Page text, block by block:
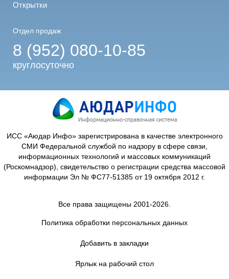
Открытки
Отдел продаж
8 (952) 080-10-85
круглосуточно
ИСС «Аюдар Инфо» зарегистрирована в качестве электронного
СМИ Федеральной службой по надзору в сфере связи,
информационных технологий и массовых коммуникаций
(Роскомнадзор), свидетельство о регистрации средства массовой
информации Эл № ФС77-51385 от 19 октября 2012 г.
Все права защищены 2001-2026.
Политика обработки персональных данных
Добавить в закладки
Ярлык на рабочий стол